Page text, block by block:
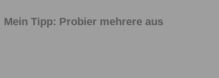
Mein Tipp: Probier mehrere aus